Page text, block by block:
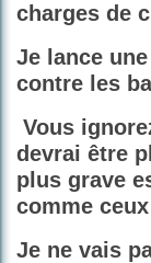
charges de
Je lance
contre les
Vous
devrai être
plus grave
comme
Je ne vais